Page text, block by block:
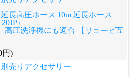
長高圧ホース 10m 延長ホース
）
高圧洗浄機にも適合 【リョービ互
円)
売りアクセサリー